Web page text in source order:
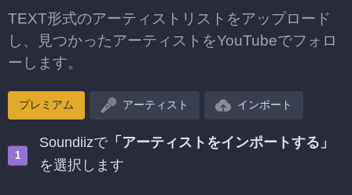
TEXT形式のアーティストリストをアップロード
し、見つかったアーティストをYouTubeでフォロ
ーします。
プレミアム アーティスト インポート
Soundiizで「アーティストをインポートする」
を選択します